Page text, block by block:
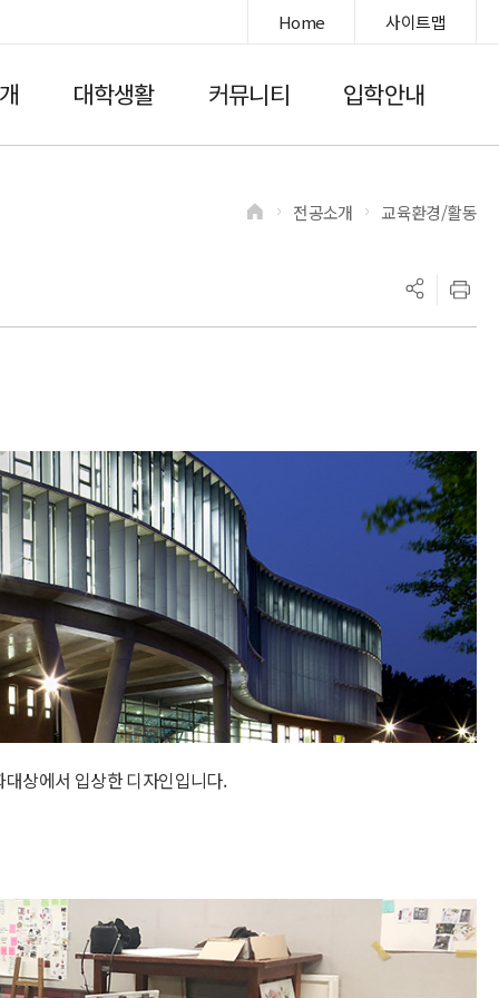
Home 사이트맵
대학생활 커뮤니티 입학안내
전공소개 교육환경/활동
상에서 입상한 디자인입니다.